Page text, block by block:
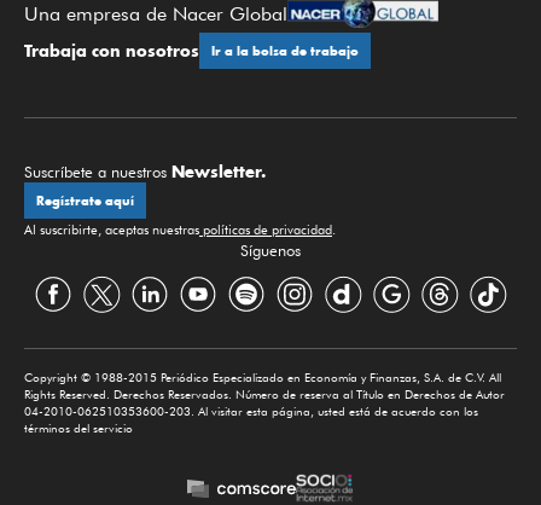
Una empresa de Nacer Global
Trabaja con nosotros Ir a la bolsa de trabajo
Suscríbete a nuestros Newsletter.
Regístrate aquí
Al suscribirte, aceptas nuestras políticas de privacidad.
Síguenos
Copyright © 1988-2015 Periódico Especializado en Economía y Finanzas, S.A. de C.V. All
Rights Reserved. Derechos Reservados. Número de reserva al Título en Derechos de Autor
04-2010-062510353600-203. Al visitar esta página, usted está de acuerdo con los
términos del servicio